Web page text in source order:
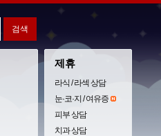
제휴
라식 / 라섹 상담
눈·코·지 / 여유증
피부 상담
치과 상담